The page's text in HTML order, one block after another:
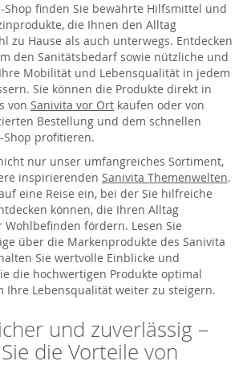
Shop finden Sie bewährte Hilfsmittel und
die Ihnen den Alltag
zu Hause als auch unterwegs. Entdecken
den Sanitätsbedarf sowie nützliche und
Mobilität und Lebensqualität in jedem
Sie können die Produkte direkt in
von Sanivita vor Ort kaufen oder von
Bestellung und dem schnellen
profitieren.
nur unser umfangreiches Sortiment,
inspirierenden Sanivita Themenwelten.
eine Reise ein, bei der Sie hilfreiche
können, die Ihren Alltag
fördern. Lesen Sie
über die Markenprodukte des Sanivita
Sie wertvolle Einblicke und
die hochwertigen Produkte optimal
Ihre Lebensqualität weiter zu steigern.
und zuverlässig –
die Vorteile von